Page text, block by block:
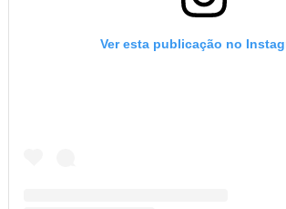
Ver esta publicação no